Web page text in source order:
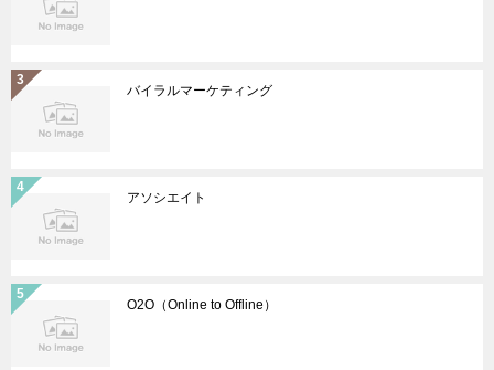
バイラルマーケティング
アソシエイト
O2O（Online to Offline）